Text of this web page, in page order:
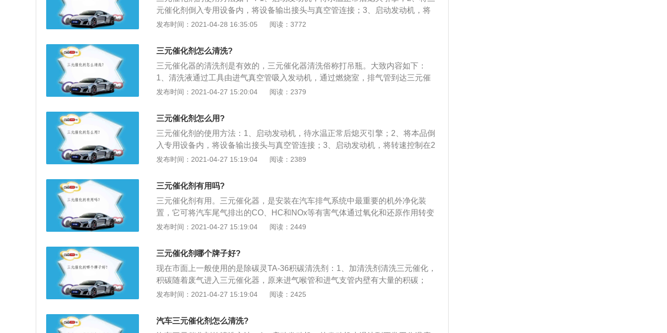
随着车用汽油一起进到发动机燃烧室燃烧并最后与废气排出，而在其通过三元催
洗剂加上至燃油机油箱内，待机动车辆开启，清洁剂便会伴随着车用汽油一起进
剂便会对它进行一定的清洁作用。
机动车辆燃油箱内与燃油混合即可。待机动车辆运行后，清洗剂便会伴随着车用
汽油一起加入燃烧室燃烧并最后与废气排出，而在其通过三元催化时，便可对三
元催化进行相应的清理工作。现阶段有关三元催化关键的清理方法有添加剂清理
动车辆运行时，清洗剂将与汽车汽油一起加入燃烧室，最后根据排气管和废气排
出。当通过三元催化剂时，清洁剂会对它进行相应的清理。三元催化清洗剂堵塞
症状当三元催化器堵塞时，通常会出现加速疲劳、发动机速度和速度上升困难、
故障灯亮，甚至自燃。三元催化剂是组装在汽车排气系统中最重要的外部环保节
气体、水和氮。当高温度的汽车尾气通过环保节能设备时，三元催化器中的净化
剂将加强CO、HC和NOx3种气体的活性，促进其做相应的被氧化-还原化学反
应，在这其中CO在高温度下被氧化转化成没有颜色、无毒性的二氧化碳气体；H
C化学物质在高温度下被氧化变成水(H20)和二氧化碳气体；NOx被还原成氮气和
元催化剂倒入专用设备内，将设备输出接头与真空管连接；3、启动发动机，将
转速控制在2000转左右，打开流量控制阀，将本品缓慢滴入进气道。清洗时间约
发布时间：2021-04-28 16:35:05 阅读：3772
三元催化剂怎么清洗?
三元催化器的清洗剂是有效的，三元催化器清洗俗称打吊瓶。大致内容如下：
1、清洗液通过工具由进气真空管吸入发动机，通过燃烧室，排气管到达三元催
化器，在一定温度下，和三元催化器指示覆盖的化学反应，以达到清洗的目的；
化器周围建立高温氧化环境；3、通过氧化还原反应，将附着在三元催化剂表面
的硫、磷化学络合物、汽油燃烧不完全产物，转化为二氧化硫、二氧化碳气体排
放，从而达到清洗三元催化器、恢复三元催化器活性的目的。
发布时间：2021-04-27 15:20:04 阅读：2379
三元催化剂怎么用?
三元催化剂的使用方法：1、启动发动机，待水温正常后熄灭引擎；2、将本品倒
入专用设备内，将设备输出接头与真空管连接；3、启动发动机，将转速控制在2
000转左右，打开流量控制阀，将本品缓慢滴入进气道，清洗时间约30-40分钟；
发布时间：2021-04-27 15:19:04 阅读：2389
三元催化剂有用吗?
三元催化剂有用。三元催化器，是安装在汽车排气系统中最重要的机外净化装
置，它可将汽车尾气排出的CO、HC和NOx等有害气体通过氧化和还原作用转变
为无害的二氧化碳、水和氮气。三元催化器堵塞会造成以下影响：1、尾气排放
元催化器堵塞会影响氧传感器的正常工作，也就影响到发动机接收的氧传感器信
号的准确性，从而不能准确的控制喷油、进气与点火，进而使油耗增加；2、排
气不畅、动力下降，这个在涡轮增压车型上更为明显，三元催化器堵塞后，当需
要高压排气的时候，由于堵塞导致排气不畅，从而影响进气量，进而导致发动机
功率下降，然后导致动力下降、加油无力；3、发动机抖动、故障灯亮、经常熄
流，当压力超过发动机排出的压力值反冲至燃烧室就会使发动机抖动、喘气直至
发布时间：2021-04-27 15:19:04 阅读：2449
三元催化剂哪个牌子好?
现在市面上一般使用的是除碳灵TA-36积碳清洗剂：1、加清洗剂清洗三元催化，
积碳随着废气进入三元催化器，原来进气喉管和进气支管内壁有大量的积碳；
2、因为发动机处于怠速状态下可燃混合气无法彻底燃烧，同时也将大量的积碳
对于新车清洗的还是有一定效果；3、造成熄火和无法启动，随着真空吸力将进
气系统清洗干净，所以只有更换三元催化器总成故障才能排除，该车清洗中可以
发布时间：2021-04-27 15:19:04 阅读：2425
汽车三元催化剂怎么清洗?